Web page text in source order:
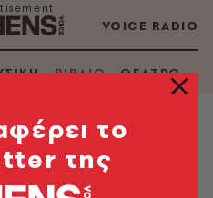
VOICE RADIO
ΒΙΒΛΙΟ ΘΕΑΤΡΟ -
το
της